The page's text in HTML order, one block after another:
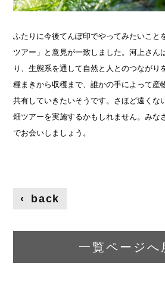
ふたりに今後てんぽ印でやってみたいこと
ツアー」と意見が一致しました。河上さん
り、生態系を通して自然と人とのつながり
種まきから収穫まで、誰かの手によって産
共有していきたいそうです。さほど遠くな
畑ツアーを実施するかもしれません。みな
でお会いしましょう。
‹ back
一覧ページへ